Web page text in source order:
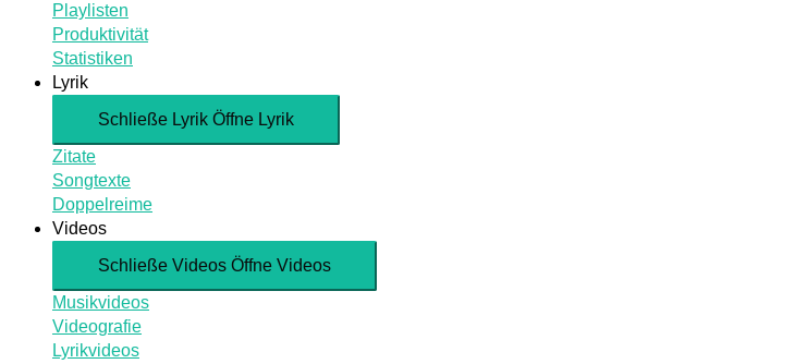
Playlisten
Produktivität
Statistiken
Lyrik
Schließe Lyrik Öffne Lyrik
Zitate
Songtexte
Doppelreime
Videos
Schließe Videos Öffne Videos
Musikvideos
Videografie
Lyrikvideos